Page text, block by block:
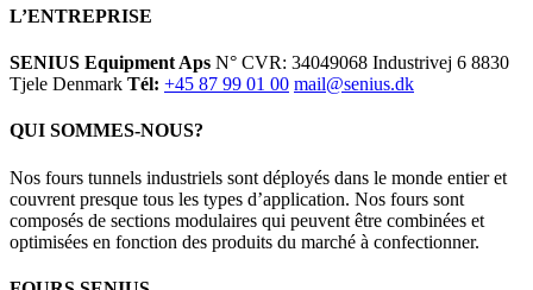
L’ENTREPRISE
SENIUS Equipment Aps N° CVR: 34049068 Industrivej 6 8830
Tjele Denmark Tél: +45 87 99 01 00 mail@senius.dk
QUI SOMMES-NOUS?
Nos fours tunnels industriels sont déployés dans le monde entier et
couvrent presque tous les types d’application. Nos fours sont
composés de sections modulaires qui peuvent être combinées et
optimisées en fonction des produits du marché à confectionner.